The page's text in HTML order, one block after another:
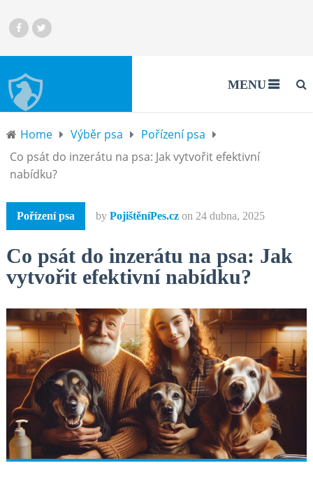
MENU
Home Výběr psa
Pořízení psa
Co psát do inzerátu na psa: Jak vytvořit efektivní
nabídku?
Pořízení psa by PojištěníPes.cz on 24 dubna, 2025
Co psát do inzerátu na psa: Jak
vytvořit efektivní nabídku?